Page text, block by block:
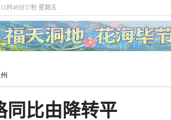
时49分57秒 星期五
同比由降转平